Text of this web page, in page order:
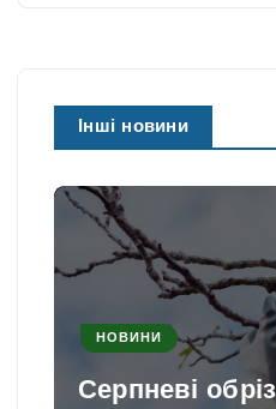
Інші новини
НОВИНИ
Серпневі